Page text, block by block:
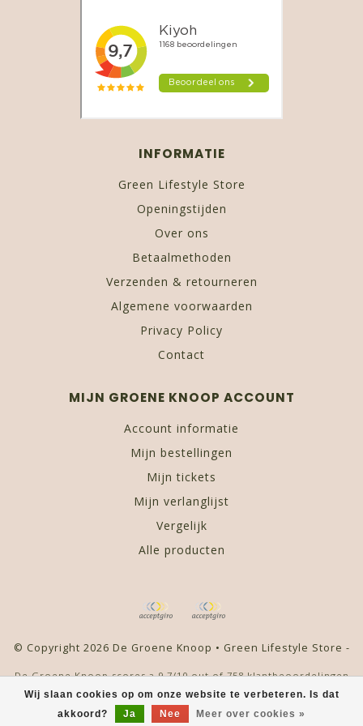
Wij slaan cookies op om onze website te verbeteren. Is dat
akkoord?
Ja Nee Meer over cookies »
INFORMATIE
Green Lifestyle Store
Openingstijden
Over ons
Betaalmethoden
Verzenden & retourneren
Algemene voorwaarden
Privacy Policy
Contact
MIJN GROENE KNOOP ACCOUNT
Account informatie
Mijn bestellingen
Mijn tickets
Mijn verlanglijst
Vergelijk
Alle producten
© Copyright 2026 De Groene Knoop • Green Lifestyle Store -
De Groene Knoop scores a 9,7/10out of758klantbeoordelingen
Kiyoh